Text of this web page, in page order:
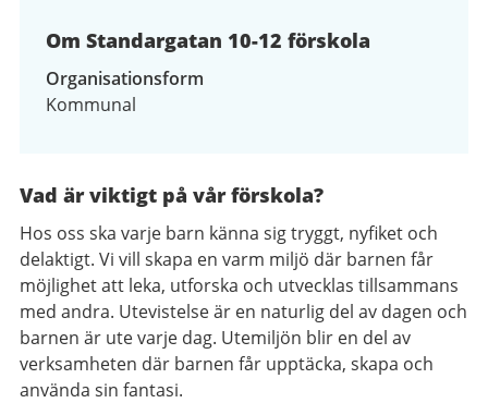
Om Standargatan 10-12 förskola
Organisationsform
Kommunal
Vad är viktigt på vår förskola?
Hos oss ska varje barn känna sig tryggt, nyfiket och
delaktigt. Vi vill skapa en varm miljö där barnen får
möjlighet att leka, utforska och utvecklas tillsammans
med andra. Utevistelse är en naturlig del av dagen och
barnen är ute varje dag. Utemiljön blir en del av
verksamheten där barnen får upptäcka, skapa och
använda sin fantasi.